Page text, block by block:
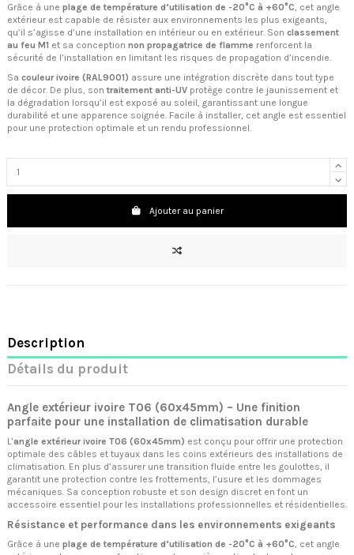
Grâce à une plage de température d’utilisation de -20°C à +60°C , cet angle
extérieur est capable de résister aux environnements les plus exigeants,
qu’il s’agisse d’une installation en intérieur ou en extérieur. Son classement
au feu M1 et sa conception non propagatrice de flamme renforcent la
sécurité de l’installation en limitant les risques de propagation d’incendie.
Sa couleur ivoire (RAL9001) assure une intégration discrète dans tout type
de décor. De plus, son traitement anti-UV protège contre le jaunissement et
la dégradation lorsqu’il est exposé au soleil, garantissant une longue
durabilité et une apparence soignée. Facile à installer, cet angle est essentiel
pour une protection optimale et un rendu professionnel.
Ajouter au panier
Description
Détails du produit
Angle extérieur ivoire T06 (60x45mm) – Une finition
parfaite pour une installation de climatisation durable
L’angle extérieur ivoire T06 (60x45mm) est conçu pour offrir une protection
optimale des câbles et tuyaux dans les coins extérieurs des installations de
climatisation. En plus d’assurer une transition fluide entre les goulottes, il
garantit une protection contre les frottements, l’usure et les dommages
mécaniques. Sa conception robuste et son design discret en font un
accessoire essentiel pour les installations professionnelles et résidentielles.
Résistance et performance dans les environnements exigeants
Grâce à une plage de température d’utilisation de -20°C à +60°C , cet angle